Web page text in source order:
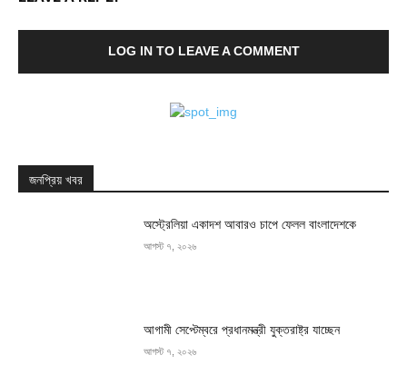
LOG IN TO LEAVE A COMMENT
জনপ্রিয় খবর
অস্ট্রেলিয়া একাদশ আবারও চাপে ফেলল বাংলাদেশকে
আগস্ট ৭, ২০২৬
আগামী সেপ্টেম্বরে প্রধানমন্ত্রী যুক্তরাষ্ট্র যাচ্ছেন
আগস্ট ৭, ২০২৬